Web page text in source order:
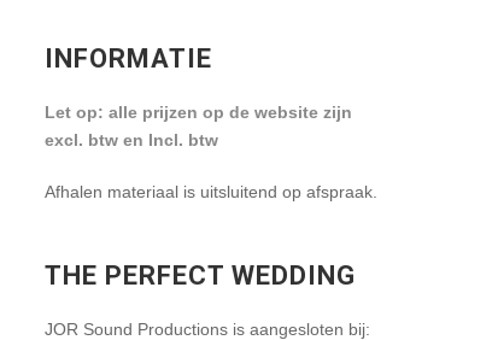
INFORMATIE
Let op: alle prijzen op de website zijn
excl. btw en Incl. btw
Afhalen materiaal is uitsluitend op afspraak.
THE PERFECT WEDDING
JOR Sound Productions is aangesloten bij: